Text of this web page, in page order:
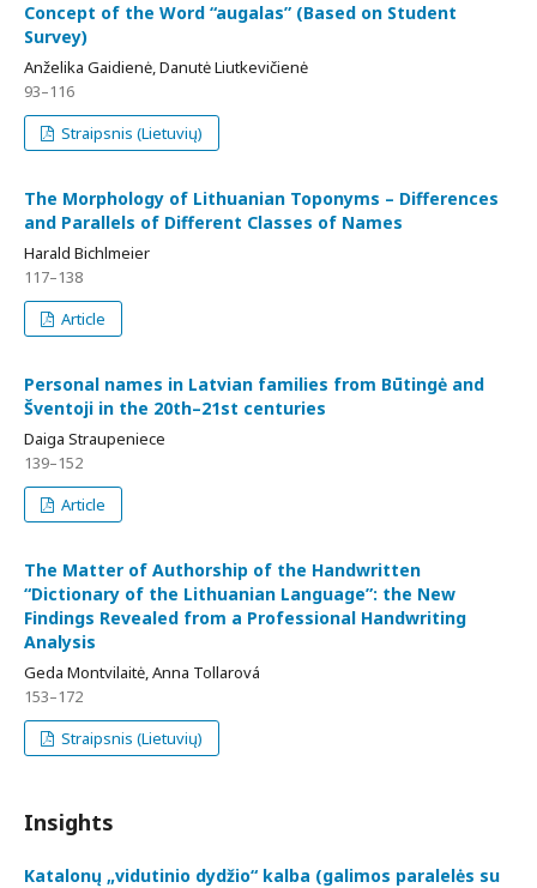
Concept of the Word “augalas” (Based on Student
Survey)
Anželika Gaidienė, Danutė Liutkevičienė
93–116
Straipsnis (Lietuvių)
The Morphology of Lithuanian Toponyms – Differences
and Parallels of Different Classes of Names
Harald Bichlmeier
117–138
Article
Personal names in Latvian families from Būtingė and
Šventoji in the 20th–21st centuries
Daiga Straupeniece
139–152
Article
The Matter of Authorship of the Handwritten
“Dictionary of the Lithuanian Language”: the New
Findings Revealed from a Professional Handwriting
Analysis
Geda Montvilaitė, Anna Tollarová
153–172
Straipsnis (Lietuvių)
Insights
Katalonų „vidutinio dydžio“ kalba (galimos paralelės su